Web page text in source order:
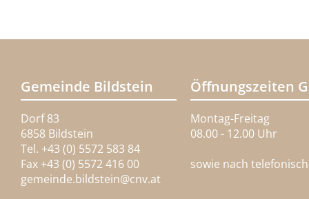
Gemeinde Bildstein
Dorf 83
6858 Bildstein
Tel. +43 (0) 5572 583 84
Fax +43 (0) 5572 416 00
gemeinde.bildstein@cnv.at
Öffnungszeiten
Montag-Freitag
08.00 - 12.00 Uhr
sowie nach